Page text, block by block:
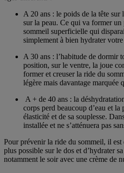
A 20 ans : le poids de la tête sur
sur la peau. Ce qui va former
sommeil superficielle qui
simplement à bien hydrater votre
A 30 ans : l’habitude de dormir
position, sur le ventre, la joue
former et creuser la ride du
légère mais davantage marquée
A + de 40 ans : la
corps perd beaucoup d’eau et la
élasticité et de sa souplesse.
installée et ne s’atténuera pas
Pour prévenir la ride du sommeil, il
plus possible sur le dos et d’hydrater
notamment le soir avec une crème de